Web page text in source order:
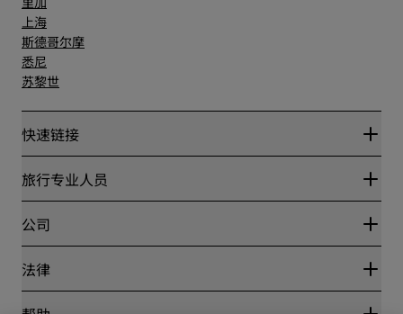
上海
斯德哥尔摩
悉尼
苏黎世
快速链接
丽赏会
Blog
目的地
丽笙酒店集团APP
体育认证酒店
旅行专业人员
合作伙伴
公司
丽笙酒店集团
工作机会 RHG
法律
隐私中心